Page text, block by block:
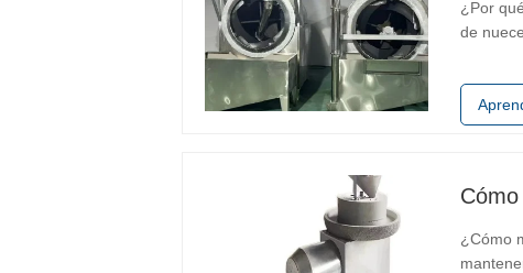
¿Por
de
de una
¿Cómo